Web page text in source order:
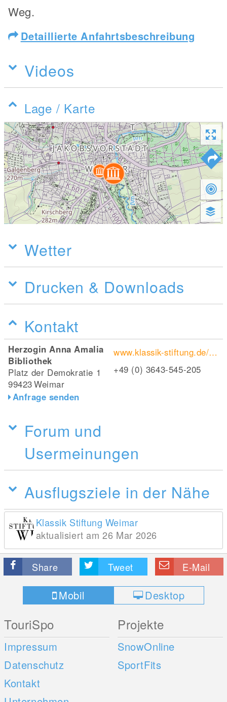
Weg.
Detaillierte Anfahrtsbeschreibung
Videos
Lage / Karte
Wetter
Drucken & Downloads
Kontakt
Herzogin Anna Amalia
Bibliothek
Platz der Demokratie 1
99423Weimar
Anfrage senden
www.klassik-stiftung.de/einrichtungen/herzogin-anna-amalia-bibliothek
+49 (0) 3643-545-205
Forum und
Usermeinungen
Ausflugsziele in der Nähe
Klassik Stiftung Weimar
aktualisiert am 26 Mar 2026
Share Tweet E-Mail
Mobil Desktop
TouriSpo
Impressum
Datenschutz
Kontakt
Projekte
SnowOnline
SportFits